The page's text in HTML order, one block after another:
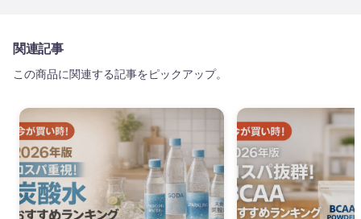
関連記事
この商品に関連する記事をピックアップ。